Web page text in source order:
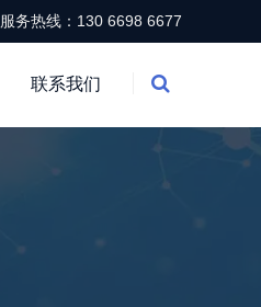
服务热线：130 6698 6677
联系我们